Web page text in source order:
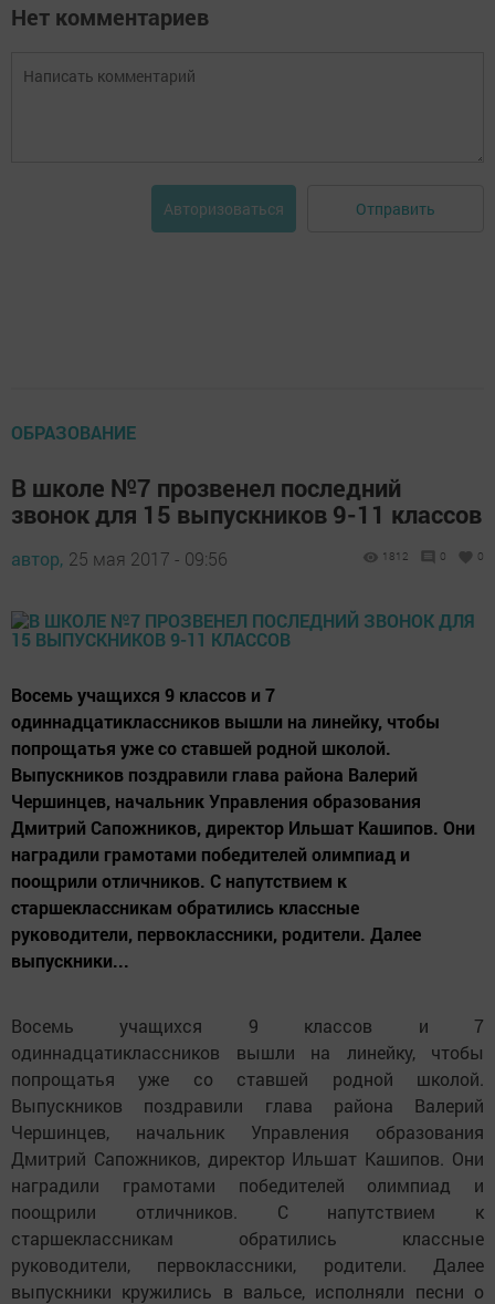
Нет комментариев
Авторизоваться Отправить
ОБРАЗОВАНИЕ
В школе №7 прозвенел последний
звонок для 15 выпускников 9-11 классов
автор, 25 мая 2017 - 09:56 1812 0 0
Восемь учащихся 9 классов и 7
одиннадцатиклассников вышли на линейку, чтобы
попрощатья уже со ставшей родной школой.
Выпускников поздравили глава района Валерий
Чершинцев, начальник Управления образования
Дмитрий Сапожников, директор Ильшат Кашипов. Они
наградили грамотами победителей олимпиад и
поощрили отличников. С напутствием к
старшеклассникам обратились классные
руководители, первоклассники, родители. Далее
выпускники...
Восемь учащихся 9 классов и 7
одиннадцатиклассников вышли на линейку, чтобы
попрощатья уже со ставшей родной школой.
Выпускников поздравили глава района Валерий
Чершинцев, начальник Управления образования
Дмитрий Сапожников, директор Ильшат Кашипов. Они
наградили грамотами победителей олимпиад и
поощрили отличников. С напутствием к
старшеклассникам обратились классные
руководители, первоклассники, родители. Далее
выпускники кружились в вальсе, исполняли песни о